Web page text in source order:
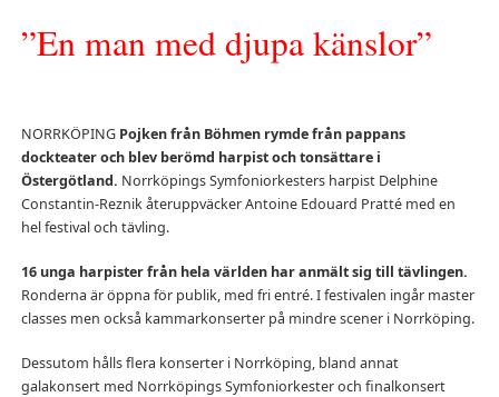
”En man med djupa känslor”
NORRKÖPING Pojken från Böhmen rymde från pappans
dockteater och blev berömd harpist och tonsättare i
Östergötland. Norrköpings Symfoniorkesters harpist Delphine
Constantin-Reznik återuppväcker Antoine Edouard Pratté med en
hel festival och tävling.
16 unga harpister från hela världen har anmält sig till tävlingen.
Ronderna är öppna för publik, med fri entré. I festivalen ingår master
classes men också kammarkonserter på mindre scener i Norrköping.
Dessutom hålls flera konserter i Norrköping, bland annat
galakonsert med Norrköpings Symfoniorkester och finalkonsert